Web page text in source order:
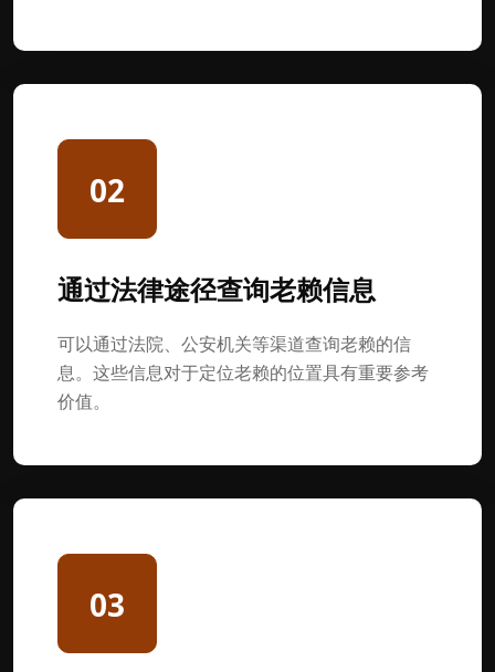
02
通过法律途径查询老赖信息
可以通过法院、公安机关等渠道查询老赖的信
息。这些信息对于定位老赖的位置具有重要参考
价值。
03